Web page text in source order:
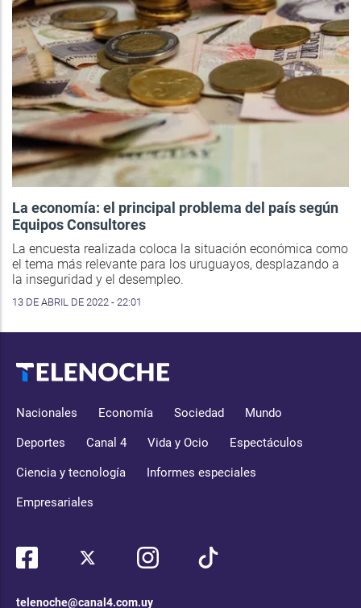
La economía: el principal problema del país según
Equipos Consultores
La encuesta realizada coloca la situación económica como
el tema más relevante para los uruguayos, desplazando a
la inseguridad y el desempleo.
13 DE ABRIL DE 2022 - 22:01
Nacionales Economía Sociedad Mundo
Deportes Canal 4 Vida y Ocio Espectáculos
Ciencia y tecnología Informes especiales
Empresariales
telenoche@canal4.com.uy